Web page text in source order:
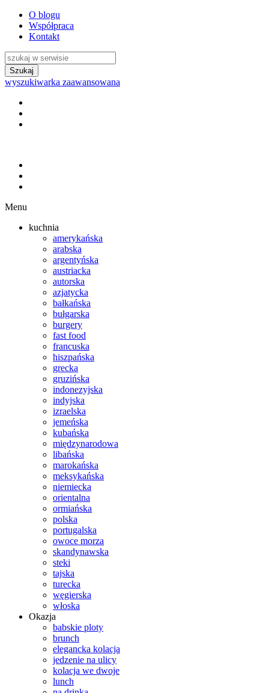
O blogu
Współpraca
Kontakt
wyszukiwarka zaawansowana
Menu
kuchnia
amerykańska
arabska
argentyńska
austriacka
autorska
azjatycka
bałkańska
bułgarska
burgery
fast food
francuska
hiszpańska
grecka
gruzińska
indonezyjska
indyjska
izraelska
jemeńska
kubańska
międzynarodowa
libańska
marokańska
meksykańska
niemiecka
orientalna
ormiańska
polska
portugalska
owoce morza
skandynawska
steki
tajska
turecka
węgierska
włoska
Okazja
babskie ploty
brunch
elegancka kolacja
jedzenie na ulicy
kolacja we dwoje
lunch